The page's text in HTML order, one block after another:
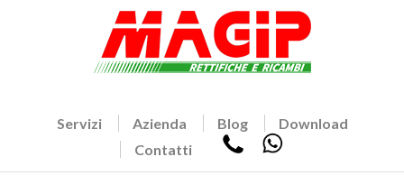
Servizi Azienda Blog
Download
Contatti